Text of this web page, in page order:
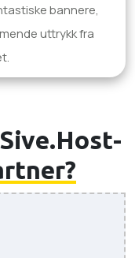
bannere,
uttrykk fra